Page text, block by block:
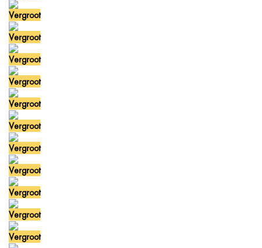
Vergroot
Vergroot
Vergroot
Vergroot
Vergroot
Vergroot
Vergroot
Vergroot
Vergroot
Vergroot
Vergroot